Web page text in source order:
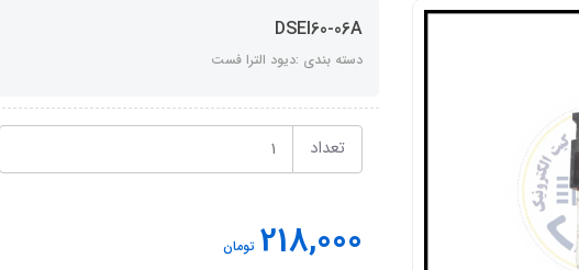
DSEI60-06A
دسته بندی :دیود الترا فست
تعداد
218,000 تومان